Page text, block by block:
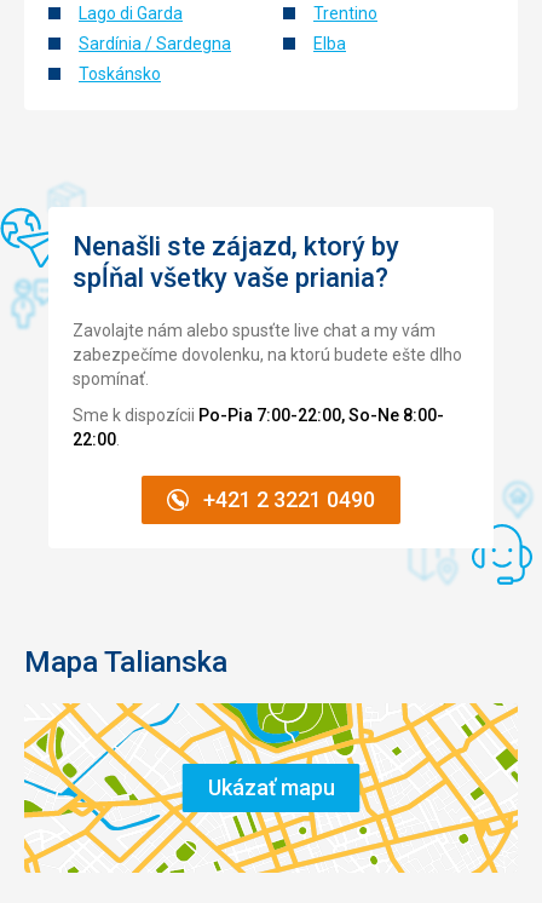
Lago di Garda
Sardínia / Sardegna
Toskánsko
Trentino
Elba
Nenašli ste zájazd, ktorý by
spĺňal všetky vaše priania?
Zavolajte nám alebo spusťte live chat a my vám
zabezpečíme dovolenku, na ktorú budete ešte dlho
spomínať.
Sme k dispozícii Po-Pia 7:00-22:00, So-Ne 8:00-
22:00
+421 2 3221 0490
Mapa Talianska
Ukázať mapu